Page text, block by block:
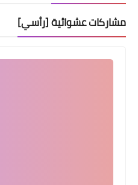
مشاركات عشوائية [رأسي]